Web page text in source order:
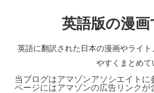
英語版の漫画
英語に翻訳された日本の漫画やライ
やすくまとめて
当ブログはアマゾンアソシエイト
ページにはアマゾンの広告リンクが